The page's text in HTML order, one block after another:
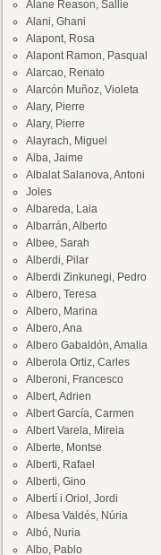
Alane Reason, Sallie
Alani, Ghani
Alapont, Rosa
Alapont Ramon, Pasqual
Alarcao, Renato
Alarcón Muñoz, Violeta
Alary, Pierre
Alary, Pierre
Alayrach, Miguel
Alba, Jaime
Albalat Salanova, Antoni
Joles
Albareda, Laia
Albarrán, Alberto
Albee, Sarah
Alberdi, Pilar
Alberdi Zinkunegi, Pedro
Albero, Teresa
Albero, Marina
Albero, Ana
Albero Gabaldón, Amalia
Alberola Ortiz, Carles
Alberoni, Francesco
Albert, Adrien
Albert García, Carmen
Albert Varela, Mireia
Alberte, Montse
Alberti, Rafael
Alberti, Gino
Albertí i Oriol, Jordi
Albesa Valdés, Núria
Albó, Nuria
Albo, Pablo